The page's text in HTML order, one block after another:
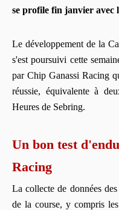
se profile fin janvier avec
Le développement de la
s'est poursuivi cette
par Chip Ganassi Racing
réussie, équivalente à
Heures de Sebring.
Un bon test
Racing
La collecte de données
de la course, y compris